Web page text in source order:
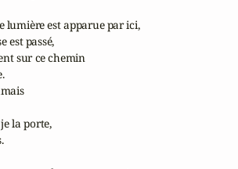
est apparue par ici,
est passé,
sur ce chemin
la porte,